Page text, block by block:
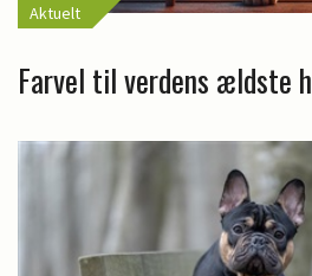
Aktuelt
Farvel til verdens ældste